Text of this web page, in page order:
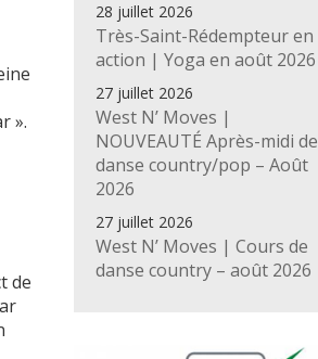
».
de
28 juillet 2026
Très-Saint-Rédempteur en
action | Yoga en août 2026
27 juillet 2026
West N’ Moves |
NOUVEAUTÉ Après-midi de
danse country/pop – Août
2026
27 juillet 2026
West N’ Moves | Cours de
danse country – août 2026